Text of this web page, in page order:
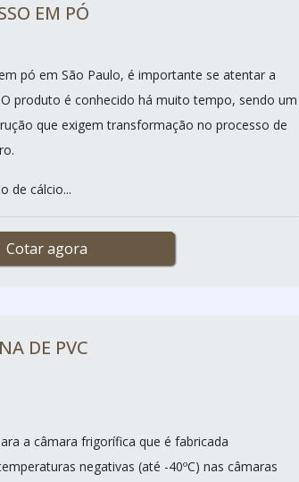
EM PÓ
pó em São Paulo, é importante se atentar a
produto é conhecido há muito tempo, sendo um
que exigem transformação no processo de
de cálcio...
Cotar agora
DE PVC
a câmara frigorífica que é fabricada
negativas (até -40ºC) nas câmaras